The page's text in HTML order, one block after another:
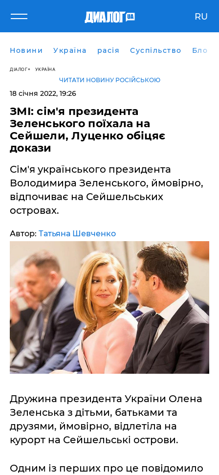
RU
Новини Україна расія Суспільство Блоги
ДІАЛОГ УКРАЇНА
ЧИТАТИ НОВИНУ РОСІЙСЬКОЮ
18 січня 2022, 19:26
ЗМІ: сім'я президента
Зеленського поїхала на
Сейшели, Луценко обіцяє
докази
Сім'я українського президента
Володимира Зеленського, ймовірно,
відпочиває на Сейшельських
островах.
Автор: Татьяна Шевченко
Дружина президента України Олена
Зеленська з дітьми, батьками та
друзями, ймовірно, відлетіла на
курорт на Сейшельські острови.
Одним із перших про це повідомило